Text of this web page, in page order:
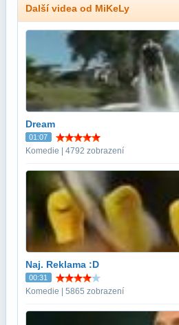
Další videa od MiKeLy
Dream
01:07
Komedie | 4792 zobrazení
Naj. Reklama :D
00:31
Komedie | 5865 zobrazení